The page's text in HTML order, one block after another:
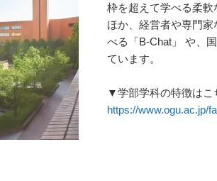
枠を超えて学べる柔
ほか、経営者や専門
べる「B-Chat」 や、
ています。
▼学部学科の特徴はこ
https://www.ogu.ac.jp/